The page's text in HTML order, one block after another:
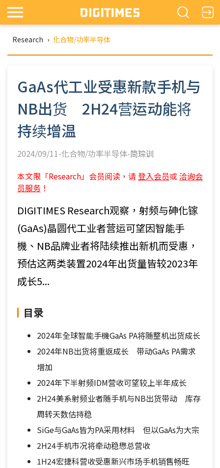
Research › 化合物/功率半导体
GaAs代工业受惠新款手机与
NB出货 2H24营运动能将
持续增温
2024/09/11-化合物/功率半导体-简琮训
本文限「Research」会员阅读，请登入会员或 洽询会
员服务 ！
DIGITIMES Research观察，射频与砷化镓
(GaAs)晶圆代工业者营运可望因智能手
機、NB品牌业者将陆续推出新机而受惠，
预估这两类装置2024年出货量皆较2023年
成长5...
目录
2024年全球智能手機GaAs PA将随整机出货成长
2024年NB出货将重返成长 带动GaAs PA需求
增加
2024年下半射频IDM营收可望较上半年成长
2H24美系射频业者随手机与NB出货带动 库存
周转天数估持稳
SiGe与GaAs皆为PA采用材料 但以GaAs为大宗
2H24手机市况将牵动稳懋总营收
1H24宏捷科营收受惠新兴市场手机销售畅旺